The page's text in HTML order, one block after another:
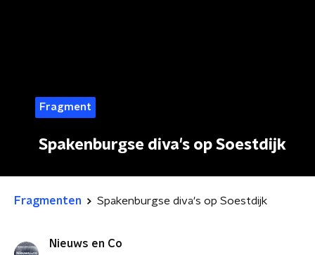
Fragment
Spakenburgse diva's op Soestdijk
Fragmenten Spakenburgse diva's op Soestdijk
Nieuws en Co